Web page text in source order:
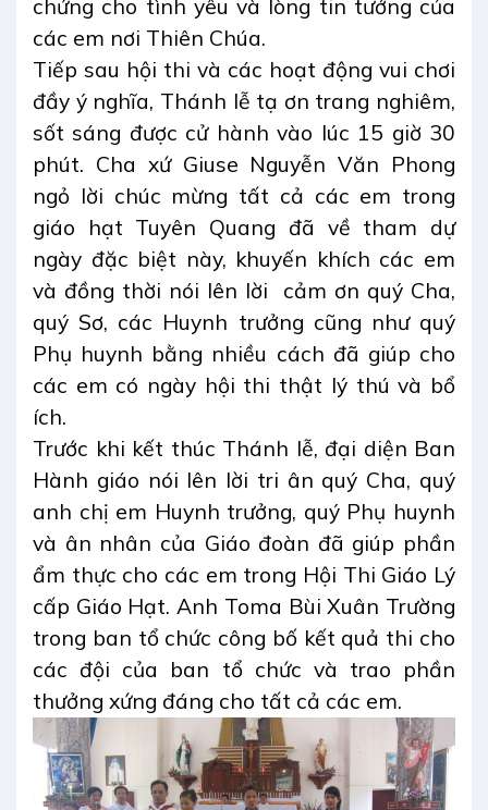
chứng cho tình yêu và lòng tin tưởng của
các em nơi Thiên Chúa.
Tiếp sau hội thi và các hoạt động vui chơi
đầy ý nghĩa, Thánh lễ tạ ơn trang nghiêm,
sốt sáng được cử hành vào lúc 15 giờ 30
phút. Cha xứ Giuse Nguyễn Văn Phong
ngỏ lời chúc mừng tất cả các em trong
giáo hạt Tuyên Quang đã về tham dự
ngày đặc biệt này, khuyến khích các em
và đồng thời nói lên lời
cảm ơn quý Cha,
quý Sơ, các Huynh trưởng cũng như quý
Phụ huynh bằng nhiều cách đã giúp cho
các em có ngày hội thi thật lý thú và bổ
ích.
Trước khi kết thúc Thánh lễ, đại diện Ban
Hành giáo nói lên lời tri ân quý Cha, quý
anh chị em Huynh trưởng, quý Phụ huynh
và ân nhân của Giáo đoàn đã giúp phần
ẩm thực cho các em trong Hội Thi Giáo Lý
cấp Giáo Hạt. Anh Toma Bùi Xuân Trường
trong ban tổ chức công bố kết quả thi cho
các đội của ban tổ chức và trao phần
thưởng xứng đáng cho tất cả các em.